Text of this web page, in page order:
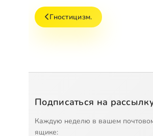
Гностицизм.
Подписаться на
Каждую неделю в вашем
ящике: